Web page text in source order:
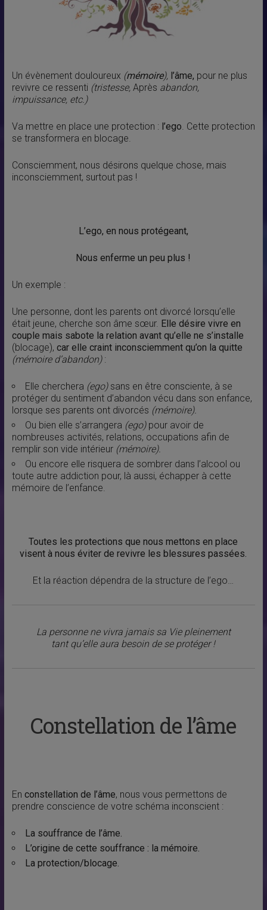
Un évènement douloureux (mémoire), l’âme, pour ne plus
revivre ce ressenti (tristesse, Après abandon,
impuissance, etc.)
Va mettre en place une protection : l’ego. Cette protection
se transformera en blocage.
Consciemment, nous désirons quelque chose, mais
inconsciemment, surtout pas !
L’ego, en nous protégeant,
Nous enferme un peu plus !
Un exemple :
Une personne, dont les parents ont divorcé lorsqu’elle
était jeune, cherche son âme sœur. Elle désire vivre en
couple mais sabote la relation avant qu’elle ne s’installe
(blocage), car elle craint inconsciemment qu’on la quitte
(mémoire d’abandon):
Elle cherchera (ego)sans en être consciente, à se
protéger du sentiment d’abandon vécu dans son enfance,
lorsque ses parents ont divorcés (mémoire).
Ou bien elle s’arrangera (ego) pour avoir de
nombreuses activités, relations, occupations afin de
remplir son vide intérieur (mémoire).
Ou encore elle risquera de sombrer dans l’alcool ou
toute autre addiction pour, là aussi, échapper à cette
mémoire de l’enfance.
Toutes les protections que nous mettons en place
visent à nous éviter de revivre les blessures passées.
Et la réaction dépendra de la structure de l’ego…
La personne ne vivra jamais sa Vie pleinement
tant qu’elle aura besoin de se protéger !
Constellation de l’âme
En constellation de l’âme, nous vous permettons de
prendre conscience de votre schéma inconscient :
La souffrance de l’âme.
L’origine de cette souffrance : la mémoire.
La protection/blocage.